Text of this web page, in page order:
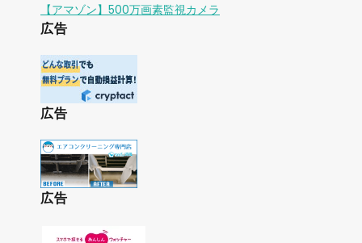
【アマゾン】500万画素監視カメラ
広告
広告
広告